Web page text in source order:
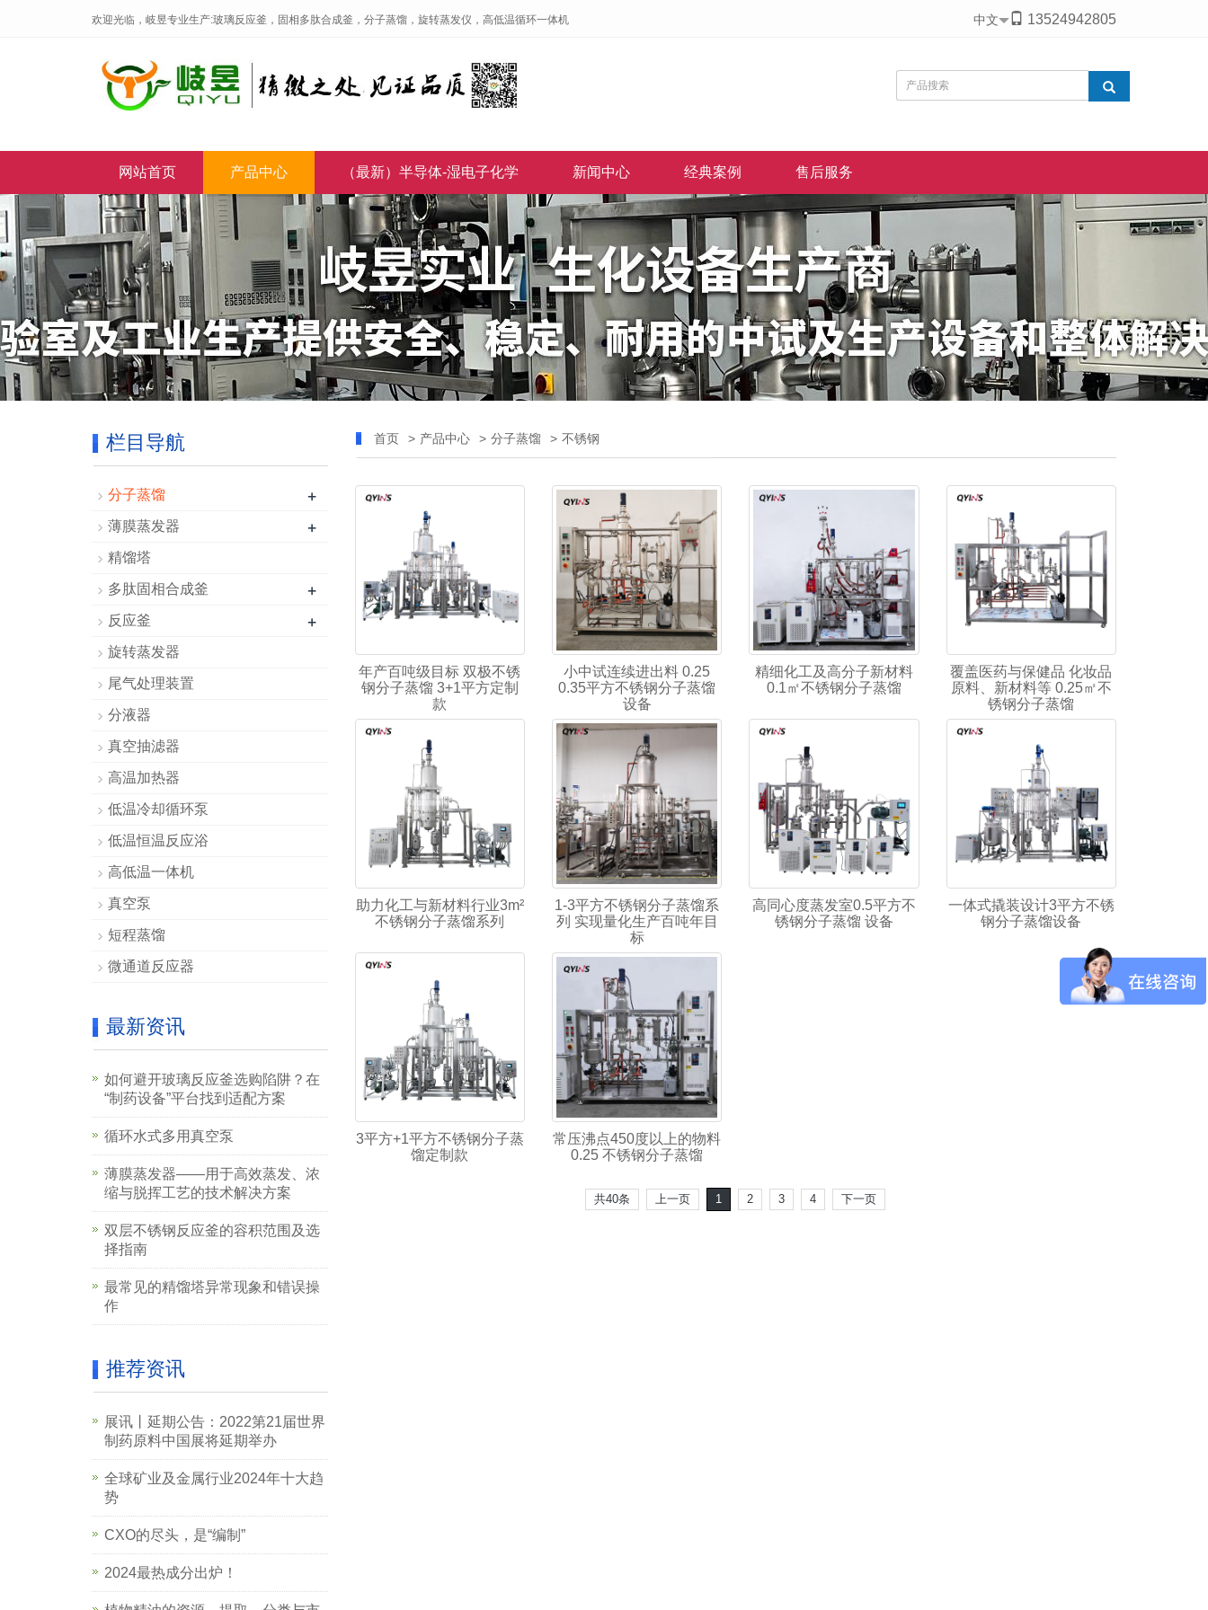
欢迎光临，岐昱专业生产:玻璃反应釜，固相多肽合成釜，分子蒸馏，旋转蒸发仪，高低温循环一体机 中文 13524942805
网站首页 产品中心 （最新）半导体-湿电子化学 新闻中心 经典案例 售后服务
首页 > 产品中心 > 分子蒸馏 > 不锈钢
年产百吨级目标 双极不锈
钢分子蒸馏 3+1平方定制
款
小中试连续进出料 0.25
0.35平方不锈钢分子蒸馏
设备
精细化工及高分子新材料
0.1㎡不锈钢分子蒸馏
覆盖医药与保健品 化妆品
原料、新材料等 0.25㎡不
锈钢分子蒸馏
助力化工与新材料行业3m²
不锈钢分子蒸馏系列
1-3平方不锈钢分子蒸馏系
列 实现量化生产百吨年目
标
高同心度蒸发室0.5平方不
锈钢分子蒸馏 设备
一体式撬装设计3平方不锈
钢分子蒸馏设备
3平方+1平方不锈钢分子蒸
馏定制款
常压沸点450度以上的物料
0.25 不锈钢分子蒸馏
共40条 上一页 1 2 3 4 下一页
栏目导航
分子蒸馏 +
薄膜蒸发器 +
精馏塔
多肽固相合成釜 +
反应釜 +
旋转蒸发器
尾气处理装置
分液器
真空抽滤器
高温加热器
低温冷却循环泵
低温恒温反应浴
高低温一体机
真空泵
短程蒸馏
微通道反应器
最新资讯
如何避开玻璃反应釜选购陷阱？在
“制药设备”平台找到适配方案
循环水式多用真空泵
薄膜蒸发器——用于高效蒸发、浓
缩与脱挥工艺的技术解决方案
双层不锈钢反应釜的容积范围及选
择指南
最常见的精馏塔异常现象和错误操
作
推荐资讯
展讯丨延期公告：2022第21届世界
制药原料中国展将延期举办
全球矿业及金属行业2024年十大趋
势
CXO的尽头，是“编制”
2024最热成分出炉！